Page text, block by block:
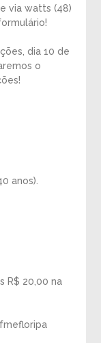
via watts (48)
dia 10 de
o
anos).
R$ 20,00 na